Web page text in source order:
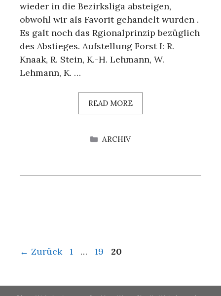
wieder in die Bezirksliga absteigen,
obwohl wir als Favorit gehandelt wurden .
Es galt noch das Rgionalprinzip bezüglich
des Abstieges. Aufstellung Forst I: R.
Knaak, R. Stein, K.-H. Lehmann, W.
Lehmann, K. …
READ MORE
KATEGORIEN
ARCHIV
← Zurück Seite
1 … Seite
19 Seite
20